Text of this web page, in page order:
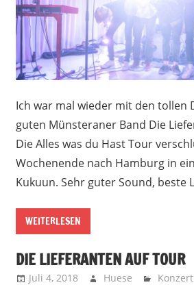
Ich war mal wieder mit den tollen
guten Münsteraner Band Die
Die Alles was du Hast Tour
Wochenende nach Hamburg in
Kukuun. Sehr guter Sound, beste
WEITERLESEN
DIE LIEFERANTEN AUF TOUR
Juli 4, 2018 Huese Konzert